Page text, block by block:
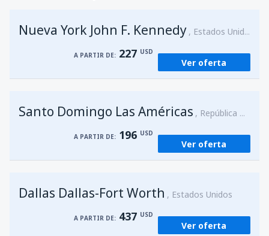
Nueva York John F. Kennedy Estados Unidos
A PARTIR DE: 227 USD
Ver oferta
Santo Domingo Las Américas República Dominicana
A PARTIR DE: 196 USD
Ver oferta
Dallas Dallas-Fort Worth Estados Unidos
A PARTIR DE: 437 USD
Ver oferta